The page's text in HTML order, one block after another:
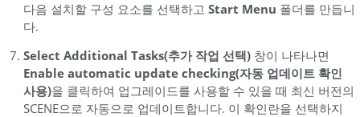
다음 설치할 구성 요소를 선택하고 Start Menu 폴더를 만듭니
다.
Select Additional Tasks(추가 작업 선택)창이 나타나면
Enable automatic update checking(자동 업데이트 확인
사용)을 클릭하여 업그레이드를 사용할 수 있을 때 최신 버전의
SCENE으로 자동으로 업데이트합니다. 이 확인란을 선택하지